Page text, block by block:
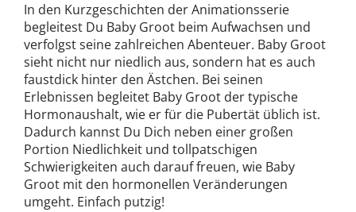
In den Kurzgeschichten der Animationsserie
begleitest Du Baby Groot beim Aufwachsen und
verfolgst seine zahlreichen Abenteuer. Baby Groot
sieht nicht nur niedlich aus, sondern hat es auch
faustdick hinter den Ästchen. Bei seinen
Erlebnissen begleitet Baby Groot der typische
Hormonaushalt, wie er für die Pubertät üblich ist.
Dadurch kannst Du Dich neben einer großen
Portion Niedlichkeit und tollpatschigen
Schwierigkeiten auch darauf freuen, wie Baby
Groot mit den hormonellen Veränderungen
umgeht. Einfach putzig!